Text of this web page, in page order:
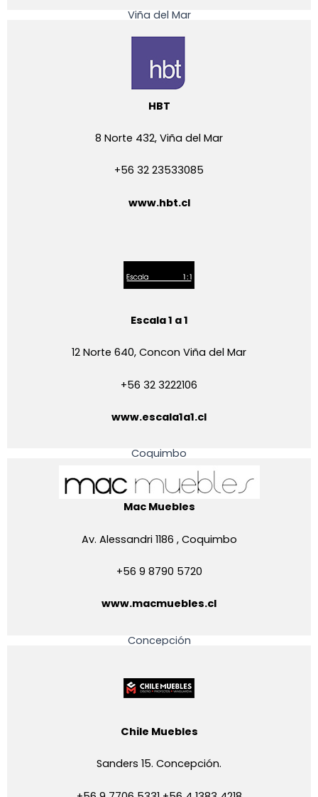
Viña del Mar
HBT
8 Norte 432, Viña del Mar
+56 32 23533085
www.hbt.cl
Escala 1 a 1
12 Norte 640, Concon Viña del Mar
+56 32 3222106
www.escala1a1.cl
Coquimbo
Mac Muebles
Av. Alessandri 1186 , Coquimbo
+56 9 8790 5720
www.macmuebles.cl
Concepción
Chile Muebles
Sanders 15. Concepción.